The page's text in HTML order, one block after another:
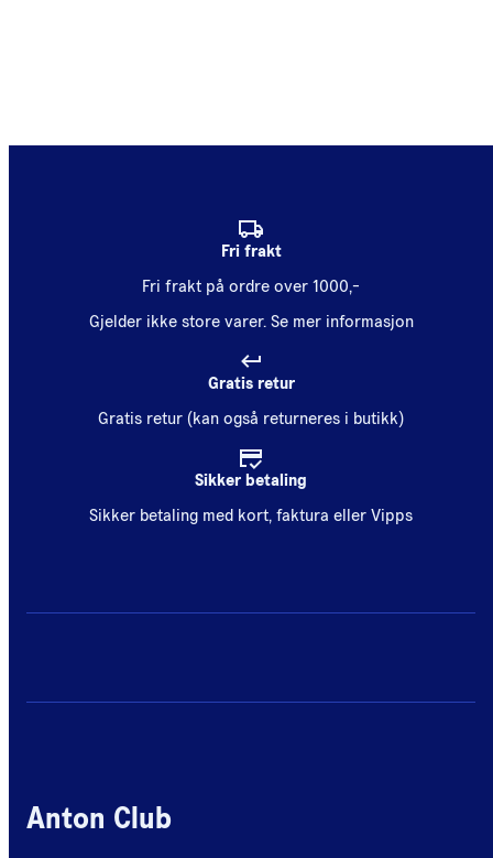
Fri frakt
Fri frakt på ordre over 1000,-
Gjelder ikke store varer. Se mer informasjon
Gratis retur
Gratis retur (kan også returneres i butikk)
Sikker betaling
Sikker betaling med kort, faktura eller Vipps
Anton Club